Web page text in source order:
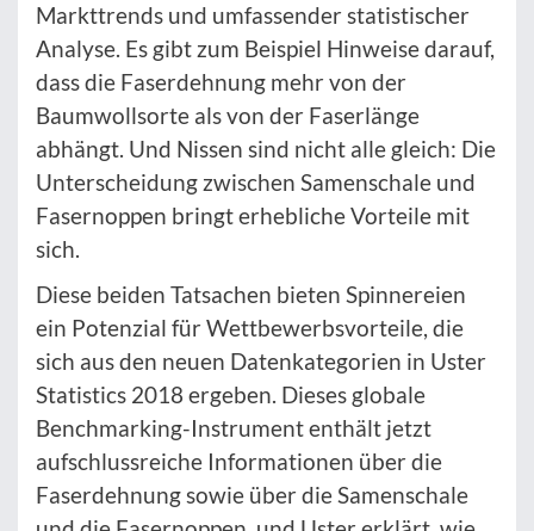
Markttrends und umfassender statistischer
Analyse. Es gibt zum Beispiel Hinweise darauf,
dass die Faserdehnung mehr von der
Baumwollsorte als von der Faserlänge
abhängt. Und Nissen sind nicht alle gleich: Die
Unterscheidung zwischen Samenschale und
Fasernoppen bringt erhebliche Vorteile mit
sich.
Diese beiden Tatsachen bieten Spinnereien
ein Potenzial für Wettbewerbsvorteile, die
sich aus den neuen Datenkategorien in Uster
Statistics 2018 ergeben. Dieses globale
Benchmarking-Instrument enthält jetzt
aufschlussreiche Informationen über die
Faserdehnung sowie über die Samenschale